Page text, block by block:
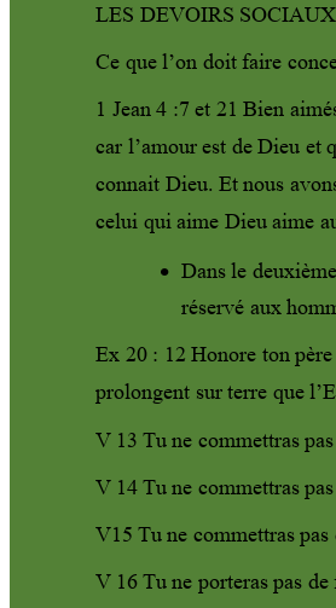
LES DEVOIRS SOCIAUX
Ce que l’on doit faire
1 Jean 4 :7 et 21 Bien
car l’amour est de Dieu et
connait Dieu. Et nous
celui qui aime Dieu aime

Dans le
réservé aux
Ex 20 : 12 Honore ton
prolongent sur terre que
V 13 Tu ne commettras
V 14 Tu ne commettras
V15 Tu ne commettras pas
V 16 Tu ne porteras pas